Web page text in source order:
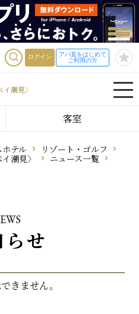
ログイン
アパ直をはじめて
ご利用の方
潮見〉
客室
ホテル
リゾート・ゴルフ
潮見〉
ニュース一覧
せ
きません。